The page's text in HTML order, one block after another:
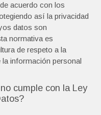
acuerdo con los
así la privacidad
datos son
normativa es
de respeto a la
la información personal
cumple con la Ley